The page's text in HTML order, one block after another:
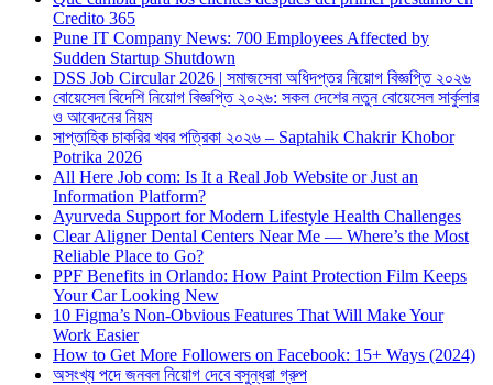
Credito 365
Pune IT Company News: 700 Employees Affected by
Sudden Startup Shutdown
DSS Job Circular 2026 | সমাজসেবা অধিদপ্তর নিয়োগ বিজ্ঞপ্তি ২০২৬
বোয়েসেল বিদেশি নিয়োগ বিজ্ঞপ্তি ২০২৬: সকল দেশের নতুন বোয়েসেল সার্কুলার
ও আবেদনের নিয়ম
সাপ্তাহিক চাকরির খবর পত্রিকা ২০২৬ – Saptahik Chakrir Khobor
Potrika 2026
All Here Job com: Is It a Real Job Website or Just an
Information Platform?
Ayurveda Support for Modern Lifestyle Health Challenges
Clear Aligner Dental Centers Near Me — Where’s the Most
Reliable Place to Go?
PPF Benefits in Orlando: How Paint Protection Film Keeps
Your Car Looking New
10 Figma’s Non-Obvious Features That Will Make Your
Work Easier
How to Get More Followers on Facebook: 15+ Ways (2024)
অসংখ্য পদে জনবল নিয়োগ দেবে বসুন্ধরা গ্রুপ